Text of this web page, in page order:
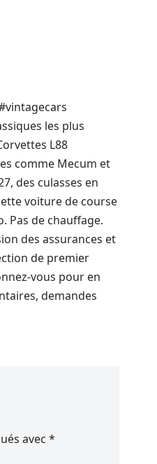
les plus
L88
comme Mecum et
des culasses en
voiture de course
Pas de chauffage.
des assurances et
de premier
vous pour en
demandes
avec *